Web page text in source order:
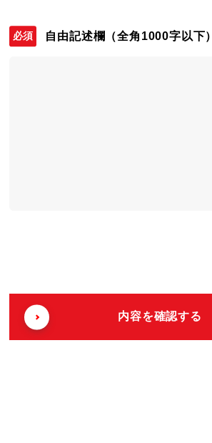
自由記述欄 （全角1000字以下）